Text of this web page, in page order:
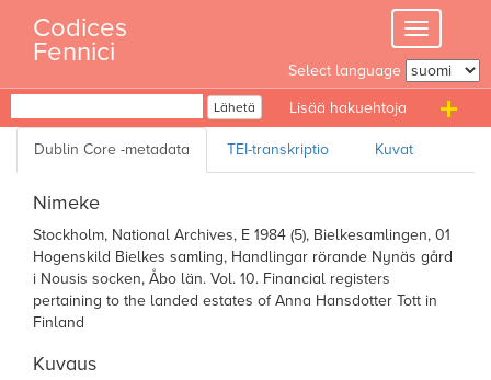
content
Toggle
navigation
Codices
Fennici
Select language
Lähetä
Nimeke
Stockholm, National Archives, E 1984 (5), Bielkesamlingen, 01
Hogenskild Bielkes samling, Handlingar rörande Nynäs gård
i Nousis socken, Åbo län. Vol. 10. Financial registers
pertaining to the landed estates of Anna Hansdotter Tott in
Finland
Kuvaus